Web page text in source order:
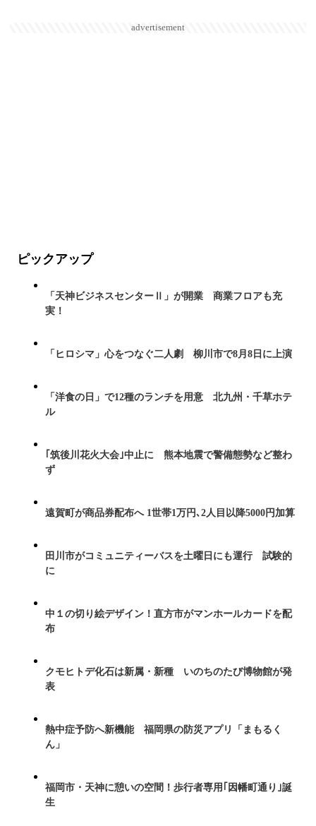
advertisement
ピックアップ
「天神ビジネスセンターⅡ」が開業 商業フロアも充
実！
「ヒロシマ」心をつなぐ二人劇 柳川市で8月8日に上演
「洋食の日」で12種のランチを用意 北九州・千草ホテ
ル
｢筑後川花火大会｣中止に 熊本地震で警備態勢など整わ
ず
遠賀町が商品券配布へ 1世帯1万円､2人目以降5000円加算
田川市がコミュニティーバスを土曜日にも運行 試験的
に
中１の切り絵デザイン！直方市がマンホールカードを配
布
クモヒトデ化石は新属・新種 いのちのたび博物館が発
表
熱中症予防へ新機能 福岡県の防災アプリ「まもるく
ん」
福岡市・天神に憩いの空間！歩行者専用｢因幡町通り｣誕
生